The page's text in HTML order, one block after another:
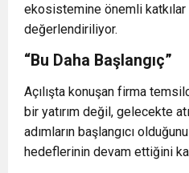
ekosistemine önemli katkılar
değerlendiriliyor.
“Bu Daha Başlangıç”
Açılışta konuşan firma
bir yatırım değil, gelecekte
adımların başlangıcı
hedeflerinin devam ettiğini